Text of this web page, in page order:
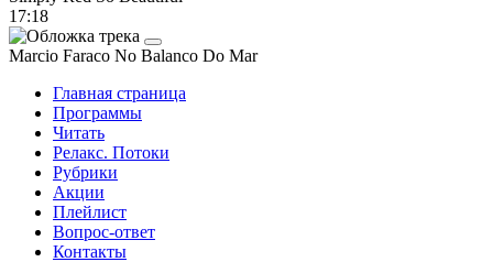
17:18
Marcio Faraco No Balanco Do Mar
Главная страница
Программы
Читать
Релакс. Потоки
Рубрики
Акции
Плейлист
Вопрос-ответ
Контакты